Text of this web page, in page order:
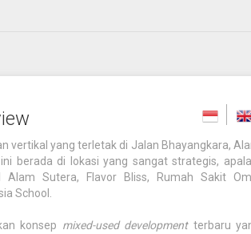
vertikal yang terletak di Jalan Bhayangkara,
berada di lokasi yang sangat strategis,
Sutera, Flavor Bliss, Rumah Sakit
School.
konsep mixed-used development terbaru